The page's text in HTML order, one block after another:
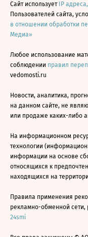
Сайт использует IP
Пользователей сайта,
в отношении обработки
Медиа»
Любое использование
соблюдении правил
vedomosti.ru
Новости, аналитика,
на данном сайте, не
или продаже каких-либо
На информационном
технологии
информации на основе
относящихся к
находящихся на
Правила применения
рекламно-обменной
24smi